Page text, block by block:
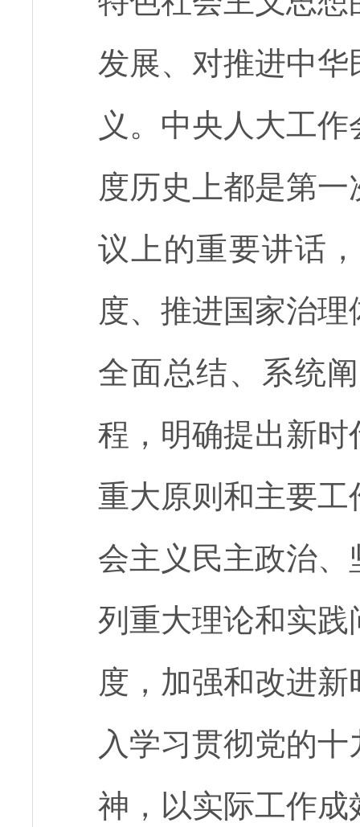
发展、对推进中
义。中央人大工
度历史上都是第
议上的重要讲话
度、推进国家治
全面总结、系统
程，明确提出新
重大原则和主要
会主义民主政治
列重大理论和实
度，加强和改进
入学习贯彻党的
神，以实际工作